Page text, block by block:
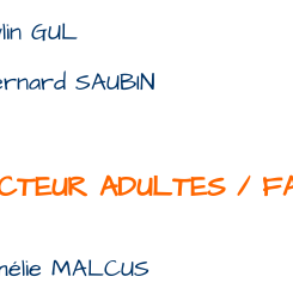
GUL
SAUBIN
ADULTES /
MALCUS